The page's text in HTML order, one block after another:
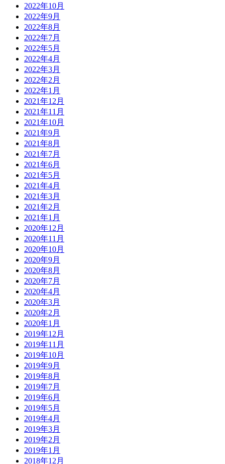
2022年10月
2022年9月
2022年8月
2022年7月
2022年5月
2022年4月
2022年3月
2022年2月
2022年1月
2021年12月
2021年11月
2021年10月
2021年9月
2021年8月
2021年7月
2021年6月
2021年5月
2021年4月
2021年3月
2021年2月
2021年1月
2020年12月
2020年11月
2020年10月
2020年9月
2020年8月
2020年7月
2020年4月
2020年3月
2020年2月
2020年1月
2019年12月
2019年11月
2019年10月
2019年9月
2019年8月
2019年7月
2019年6月
2019年5月
2019年4月
2019年3月
2019年2月
2019年1月
2018年12月